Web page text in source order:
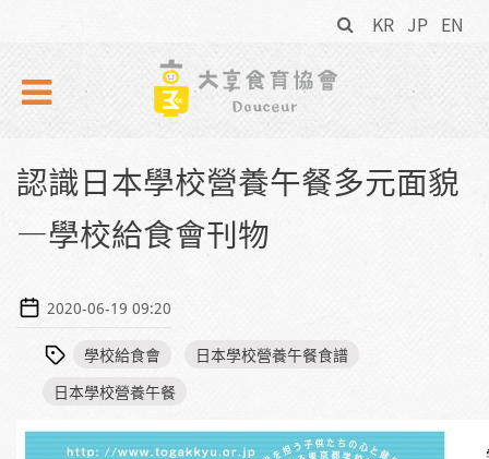
KR JP EN
搜
尋
表
認識日本學校營養午餐多元面貌
—學校給食會刊物
2020-06-19 09:20
學校給食會
日本學校營養午餐食譜
日本學校營養午餐